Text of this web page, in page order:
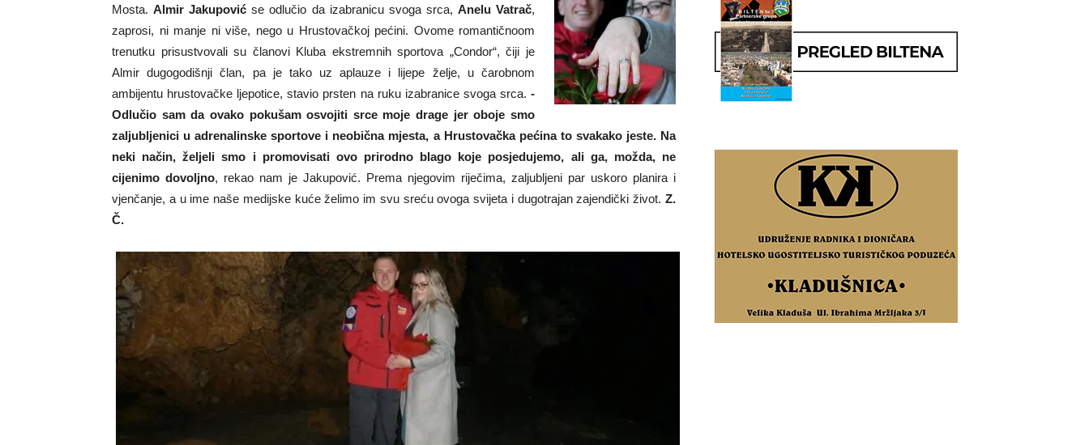
Mosta.Almir Jakupović se odlučio da izabranicu svoga srca, Anelu Vatrač,
zaprosi, ni manje ni više, nego u Hrustovačkoj pećini. Ovome romantičnoom
trenutku prisustvovali su članovi Kluba ekstremnih sportova „Condor“, čiji je
Almir dugogodišnji član, pa je tako uz aplauze i lijepe želje, u čarobnom
ambijentu hrustovačke ljepotice, stavio prsten na ruku izabranice svoga srca. -
Odlučio sam da ovako pokušam osvojiti srce moje drage jer oboje smo
zaljubljenici u adrenalinske sportove i neobična mjesta, a Hrustovačka pećina to svakako jeste. Na
neki način, željeli smo i promovisati ovo prirodno blago koje posjedujemo, ali ga, možda, ne
cijenimo dovoljno, rekao nam je Jakupović. Prema njegovim riječima, zaljubljeni par uskoro planira i
vjenčanje, a u ime naše medijske kuće želimo im svu sreću ovoga svijeta i dugotrajan zajendički život. Z.
Č.